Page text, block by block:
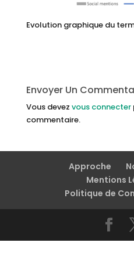
Evolution graphique du
Envoyer Un
Vous devez vous connecter
commentaire.
Approche
Mentions
Politique de